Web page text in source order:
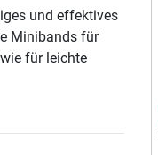
und effektives
Minibands für
für leichte